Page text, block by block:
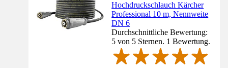
Hochdruckschlauch Kärcher
Professional 10 m, Nennweite
DN 6
Durchschnittliche Bewertung:
5 von 5 Sternen. 1 Bewertung.